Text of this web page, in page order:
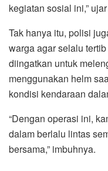
kegiatan sosial ini,”
Tak hanya itu, polisi
warga agar selalu
diingatkan untuk
menggunakan helm
kondisi kendaraan
“Dengan operasi ini,
dalam berlalu lintas
bersama,” imbuhnya.